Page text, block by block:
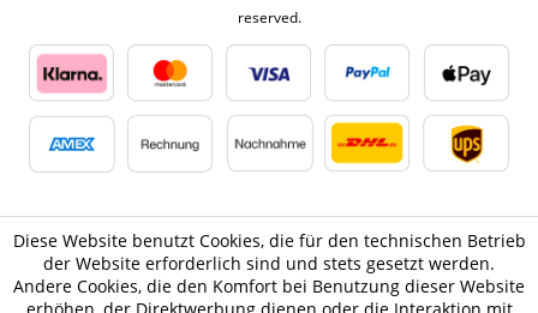
reserved.
Diese Website benutzt Cookies, die für den technischen Betrieb
der Website erforderlich sind und stets gesetzt werden.
Andere Cookies, die den Komfort bei Benutzung dieser Website